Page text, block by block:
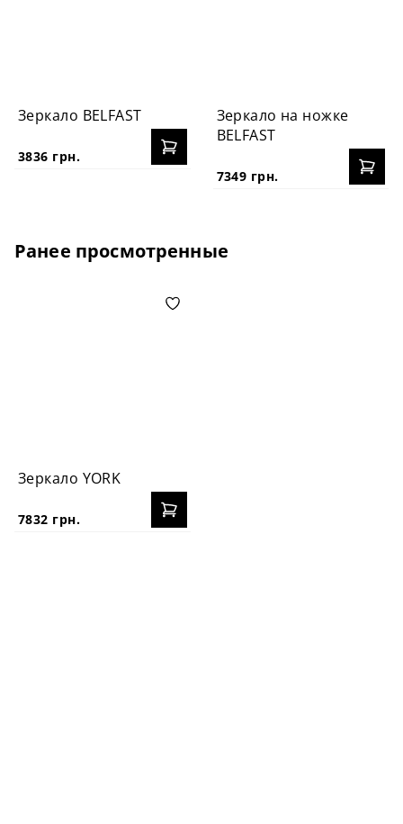
Зеркало BELFAST
3836 грн.
Зеркало на ножке
BELFAST
7349 грн.
Ранее просмотренные
Зеркало YORK
7832 грн.